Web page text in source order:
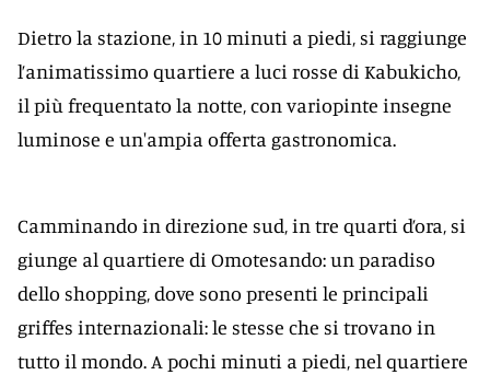
Dietro la stazione, in 10 minuti a piedi, si raggiunge
l’animatissimo quartiere a luci rosse di Kabukicho,
il più frequentato la notte, con variopinte insegne
luminose e un'ampia offerta gastronomica.
Camminando in direzione sud, in tre quarti d’ora, si
giunge al quartiere di Omotesando: un paradiso
dello shopping, dove sono presenti le principali
griffes internazionali: le stesse che si trovano in
tutto il mondo. A pochi minuti a piedi, nel quartiere